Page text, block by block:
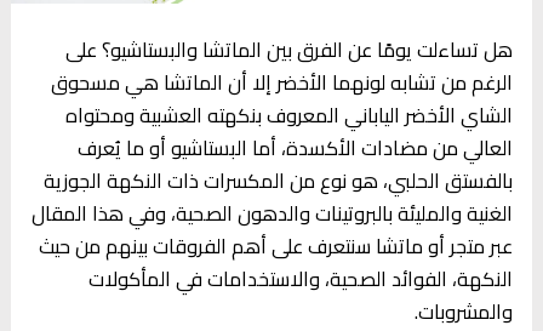
هل تساءلت يومًا عن الفرق بين الماتشا والبستاشيو؟ على
الرغم من تشابه لونهما الأخضر إلا أن الماتشا هي مسحوق
الشاي الأخضر الياباني المعروف بنكهته العشبية ومحتواه
العالي من مضادات الأكسدة، أما البستاشيو أو ما يُعرف
بالفستق الحلبي، هو نوع من المكسرات ذات النكهة الجوزية
الغنية والمليئة بالبروتينات والدهون الصحية، وفي هذا المقال
عبر متجر أو ماتشا سنتعرف على أهم الفروقات بينهم من حيث
النكهة، الفوائد الصحية، والاستخدامات في المأكولات
والمشروبات.